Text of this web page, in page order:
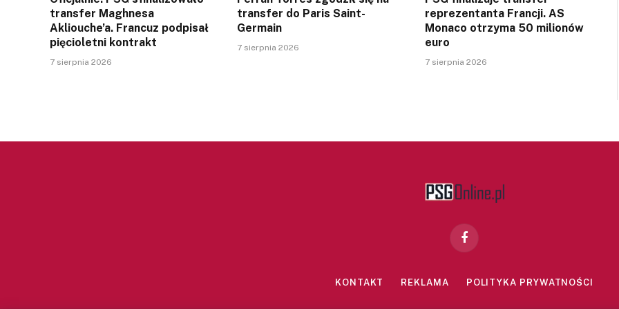
transfer Maghnesa
Akliouche’a. Francuz podpisał
pięcioletni kontrakt
7 sierpnia 2026
transfer do Paris Saint-
Germain
7 sierpnia 2026
reprezentanta Francji. AS
Monaco otrzyma 50 milionów
euro
7 sierpnia 2026
Facebook
KONTAKT REKLAMA POLITYKA PRYWATNOŚCI